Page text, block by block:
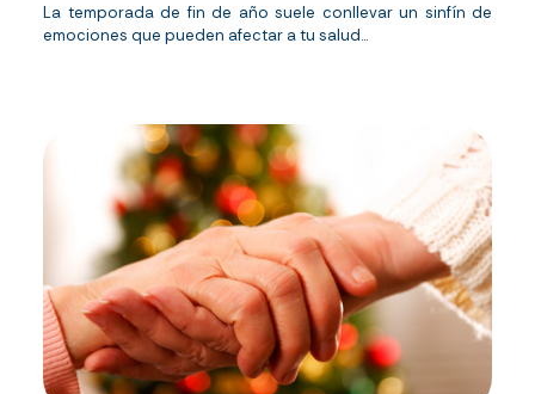
La temporada de fin de año suele conllevar un sinfín de
emociones que pueden afectar a tu salud...